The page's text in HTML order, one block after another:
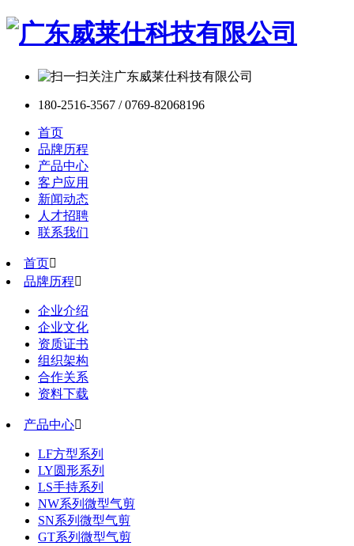
180-2516-3567 / 0769-82068196
首页
品牌历程
产品中心
客户应用
新闻动态
人才招聘
联系我们
首页
品牌历程
企业介绍
企业文化
资质证书
组织架构
合作关系
资料下载
产品中心
LF方型系列
LY圆形系列
LS手持系列
NW系列微型气剪
SN系列微型气剪
GT系列微型气剪